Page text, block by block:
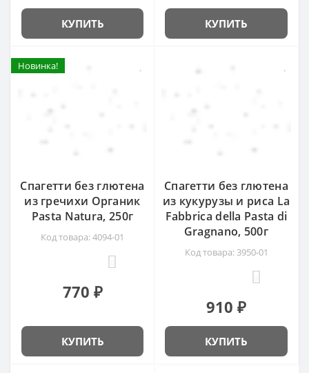
КУПИТЬ КУПИТЬ
Новинка!
Новинка!
Спагетти без глютена
из гречихи Органик
Pasta Natura, 250г
Код товара: 4094-01
770 ₽
КУПИТЬ
Спагетти без глютена
из кукурузы и риса La
Fabbrica della Pasta di
Gragnano, 500г
Код товара: 3950-01
910 ₽
КУПИТЬ